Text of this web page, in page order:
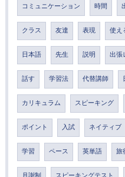
コミュニケーション 時間
クラス 友達 表現 使え
日本語 先生 説明 出張
話す 学習法 代替講師
カリキュラム スピーキング
ポイント 入試 ネイティブ
学習 ペース 英単語 旅